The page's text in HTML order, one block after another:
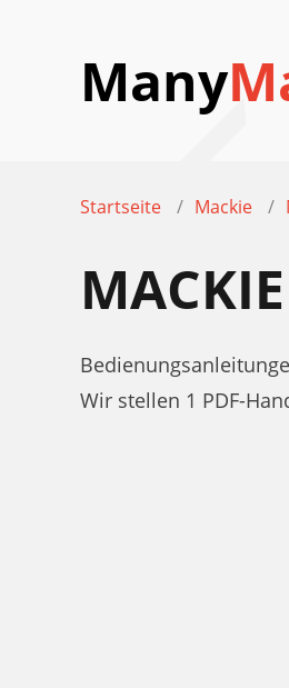
Many
Startseite Mackie
Wir stellen 1 PDF-